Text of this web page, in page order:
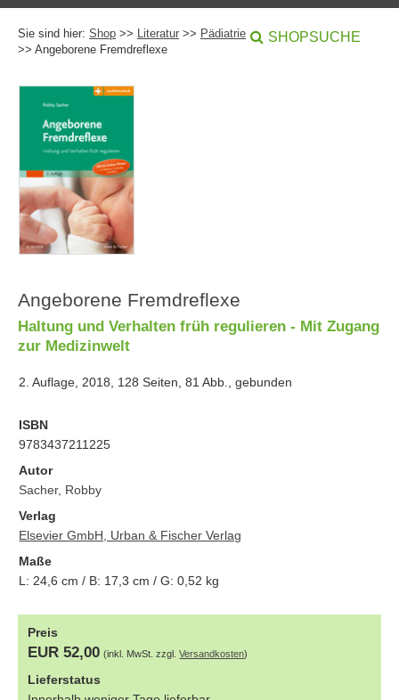
Sie sind hier: Shop >> Literatur >> Pädiatrie
>> Angeborene Fremdreflexe
SHOPSUCHE
Angeborene Fremdreflexe
Haltung und Verhalten früh regulieren - Mit Zugang
zur Medizinwelt
2. Auflage, 2018, 128 Seiten, 81 Abb., gebunden
ISBN
9783437211225
Autor
Sacher, Robby
Verlag
Elsevier GmbH, Urban & Fischer Verlag
Maße
L: 24,6 cm / B: 17,3 cm / G:0,52 kg
Preis
EUR 52,00 (inkl. MwSt. zzgl.Versandkosten)
Lieferstatus